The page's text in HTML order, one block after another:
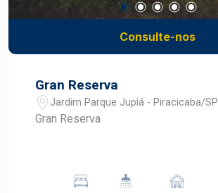
Consulte-nos
Gran Reserva
Jardim Parque Jupiá - Piracicaba/SP
Gran Reserva